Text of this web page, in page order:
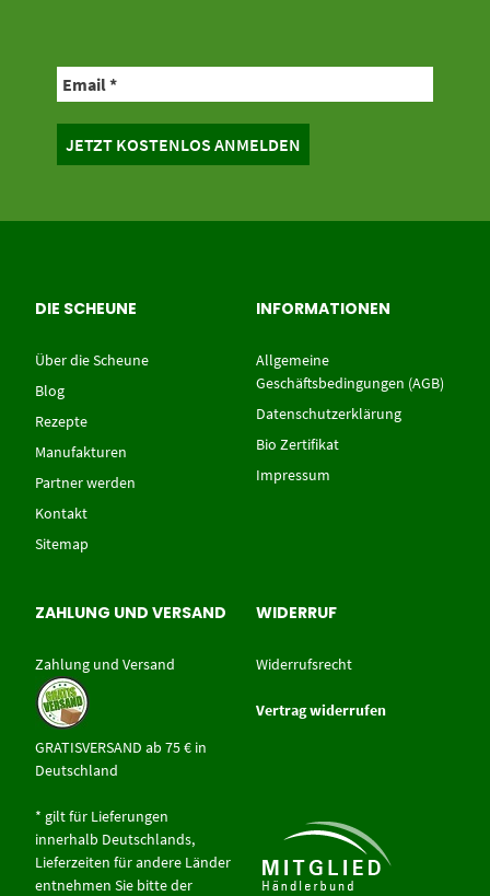
DIE SCHEUNE
Über die Scheune
Blog
Rezepte
Manufakturen
Partner werden
Kontakt
Sitemap
INFORMATIONEN
Allgemeine
Geschäftsbedingungen (AGB)
Datenschutzerklärung
Bio Zertifikat
Impressum
ZAHLUNG UND VERSAND
Zahlung und Versand
GRATISVERSAND ab 75 € in
Deutschland
* gilt für Lieferungen
innerhalb Deutschlands,
Lieferzeiten für andere Länder
entnehmen Sie bitte der
WIDERRUF
Widerrufsrecht
Vertrag widerrufen